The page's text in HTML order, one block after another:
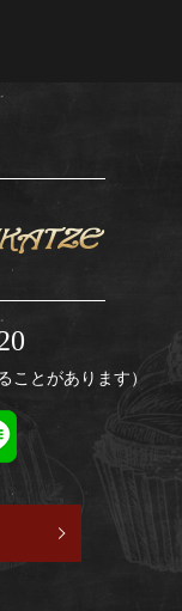
ことがあります）